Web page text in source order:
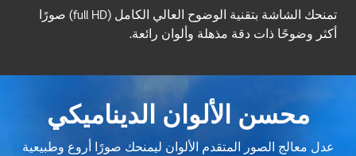
تمنحك الشاشة بتقنية الوضوح العالي الكامل (full HD) صورًا
أكثر وضوحًا ذات دقة مذهلة وألوان رائعة.
محسن الألوان الديناميكي
عدل معالج الصور المتقدم الألوان ليمنحك صورًا أروع وطبيعية